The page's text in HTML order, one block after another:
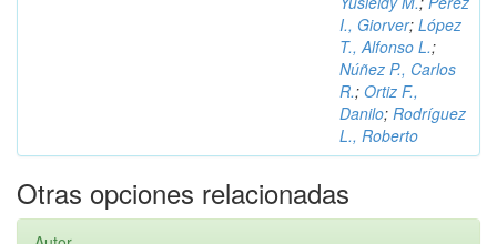
I., Giorver; López
T., Alfonso L.;
Núñez P., Carlos
R.; Ortiz F.,
Danilo; Rodríguez
L., Roberto
Otras opciones relacionadas